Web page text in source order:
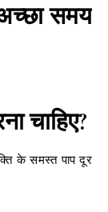
समय
चाहिए?
के समस्त पाप दूर